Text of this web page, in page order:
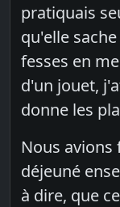
pratiquais
qu'elle
fesses en
d'un jouet,
donne les
Nous
déjeuné
à dire, que